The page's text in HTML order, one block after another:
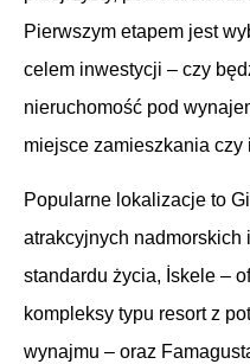
Pierwszym etapem jest
celem inwestycji – czy
nieruchomość pod
miejsce zamieszkania czy
Popularne lokalizacje to
atrakcyjnych
standardu życia, İskele –
kompleksy typu resort z
wynajmu – oraz